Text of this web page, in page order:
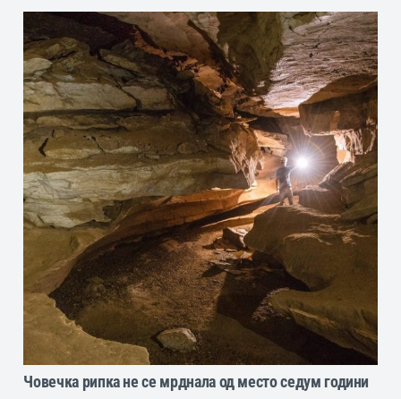
Човечка рипка не се мрднала од место седум години